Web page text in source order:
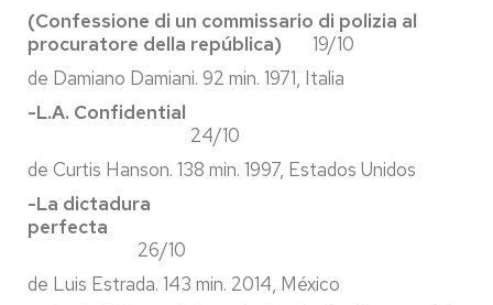
(Confessione di un commissario di polizia al
procuratore della república) 19/10
de Damiano Damiani. 92 min. 1971, Italia
-L.A. Confidential
24/10
de Curtis Hanson. 138 min. 1997, Estados Unidos
-La dictadura
perfecta
26/10
de Luis Estrada. 143 min. 2014, México